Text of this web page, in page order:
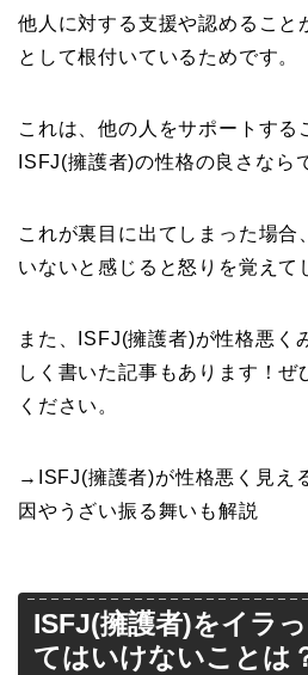
他人に対する支援や認めること
として根付いているためです。
これは、他の人をサポートする
ISFJ(擁護者)の性格の良さなら
これが裏目に出てしまった場合
いないと感じると怒りを覚えて
また、ISFJ(擁護者)が性格悪く
しく書いた記事もあります！ぜ
ください。
→ISFJ(擁護者)が性格悪く見え
因やうざい振る舞いも解説
ISFJ(擁護者)をイラ
てはいけないことは